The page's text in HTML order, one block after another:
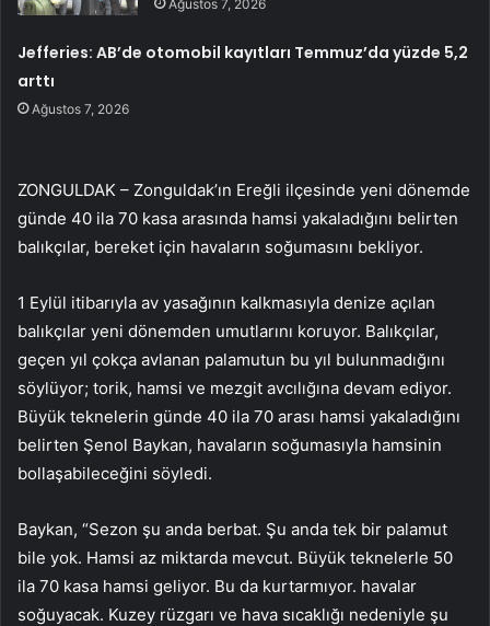
Ağustos 7, 2026
Jefferies: AB’de otomobil kayıtları Temmuz’da yüzde 5,2
arttı
Ağustos 7, 2026
ZONGULDAK – Zonguldak’ın Ereğli ilçesinde yeni dönemde
günde 40 ila 70 kasa arasında hamsi yakaladığını belirten
balıkçılar, bereket için havaların soğumasını bekliyor.
1 Eylül itibarıyla av yasağının kalkmasıyla denize açılan
balıkçılar yeni dönemden umutlarını koruyor. Balıkçılar,
geçen yıl çokça avlanan palamutun bu yıl bulunmadığını
söylüyor; torik, hamsi ve mezgit avcılığına devam ediyor.
Büyük teknelerin günde 40 ila 70 arası hamsi yakaladığını
belirten Şenol Baykan, havaların soğumasıyla hamsinin
bollaşabileceğini söyledi.
Baykan, “Sezon şu anda berbat. Şu anda tek bir palamut
bile yok. Hamsi az miktarda mevcut. Büyük teknelerle 50
ila 70 kasa hamsi geliyor. Bu da kurtarmıyor. havalar
soğuyacak. Kuzey rüzgarı ve hava sıcaklığı nedeniyle şu